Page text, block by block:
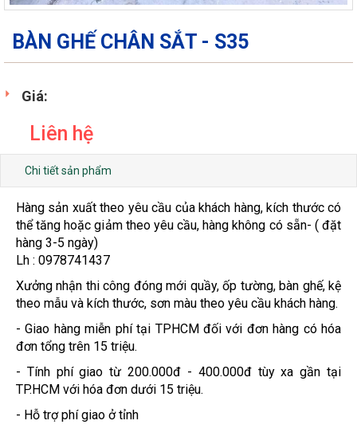
BÀN GHẾ CHÂN SẮT - S35
Giá:
Liên hệ
Chi tiết sản phẩm
Hàng sản xuất theo yêu cầu của khách hàng, kích thước có
thể tăng hoặc giảm theo yêu cầu, hàng không có sẵn- ( đặt
hàng 3-5 ngày)
Lh : 0978741437
Xưởng nhận thi công đóng mới quầy, ốp tường, bàn ghế, kệ
theo mẫu và kích thước, sơn màu theo yêu cầu khách hàng.
- Giao hàng miễn phí tại TPHCM đối với đơn hàng có hóa
đơn tổng trên 15 triệu.
- Tính phí giao từ 200.000đ - 400.000đ tùy xa gần tại
TP.HCM với hóa đơn dưới 15 triệu.
- Hỗ trợ phí giao ở tỉnh